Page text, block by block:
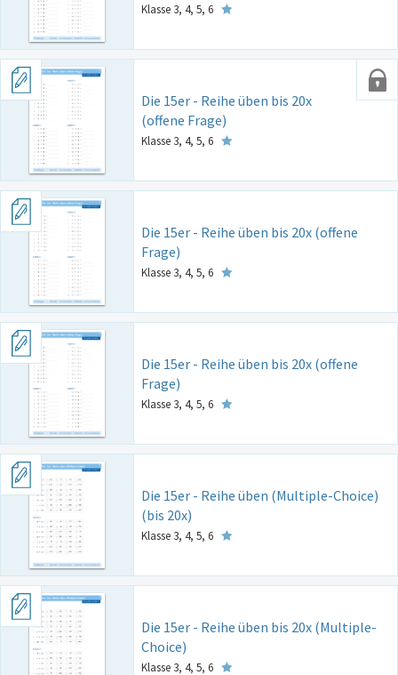
Klasse 3, 4, 5, 6
Die 15er - Reihe üben bis 20x
(offene Frage)
Klasse 3, 4, 5, 6
Die 15er - Reihe üben bis 20x (offene
Frage)
Klasse 3, 4, 5, 6
Die 15er - Reihe üben bis 20x (offene
Frage)
Klasse 3, 4, 5, 6
Die 15er - Reihe üben (Multiple-Choice)
(bis 20x)
Klasse 3, 4, 5, 6
Die 15er - Reihe üben bis 20x (Multiple-
Choice)
Klasse 3, 4, 5, 6